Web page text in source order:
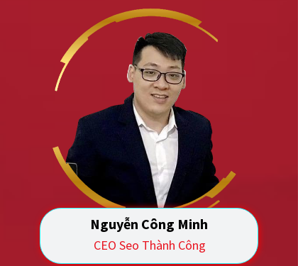
Nguyễn Công Minh
CEO Seo Thành Công